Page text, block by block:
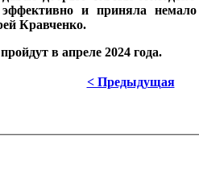
и приняла
Кравченко.
в апреле 2024 года.
< Предыдущая